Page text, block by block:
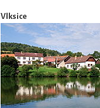
Vlksice